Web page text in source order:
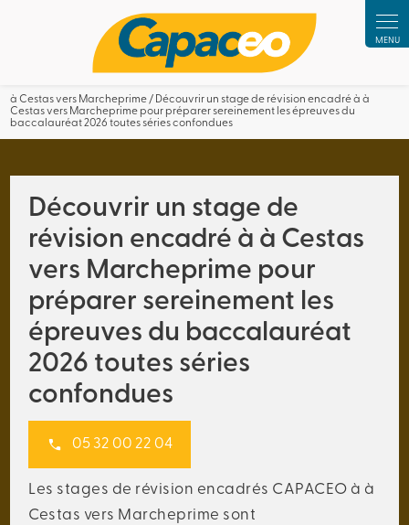
à Cestas vers Marcheprime / Découvrir un stage de révision encadré à à
Cestas vers Marcheprime pour préparer sereinement les épreuves du
baccalauréat 2026 toutes séries confondues
Découvrir un stage de
révision encadré à à Cestas
vers Marcheprime pour
préparer sereinement les
épreuves du baccalauréat
2026 toutes séries
confondues
05 32 00 22 04
Les stages de révision encadrés CAPACEO à à
Cestas vers Marcheprime sont